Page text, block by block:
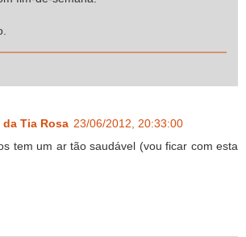
Tia Rosa 23/06/2012, 20:33:00
tem um ar tão saudável (vou ficar com esta